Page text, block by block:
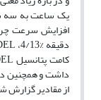
از مقادیر